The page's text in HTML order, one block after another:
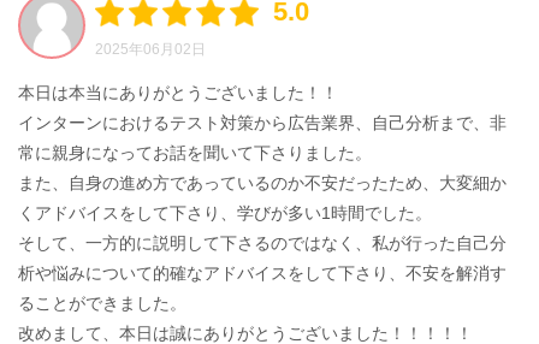
5.0
2025年06月02日
本日は本当にありがとうございました！！
インターンにおけるテスト対策から広告業界、自己分析まで、非
常に親身になってお話を聞いて下さりました。
また、自身の進め方であっているのか不安だったため、大変細か
くアドバイスをして下さり、学びが多い1時間でした。
そして、一方的に説明して下さるのではなく、私が行った自己分
析や悩みについて的確なアドバイスをして下さり、不安を解消す
ることができました。
改めまして、本日は誠にありがとうございました！！！！！